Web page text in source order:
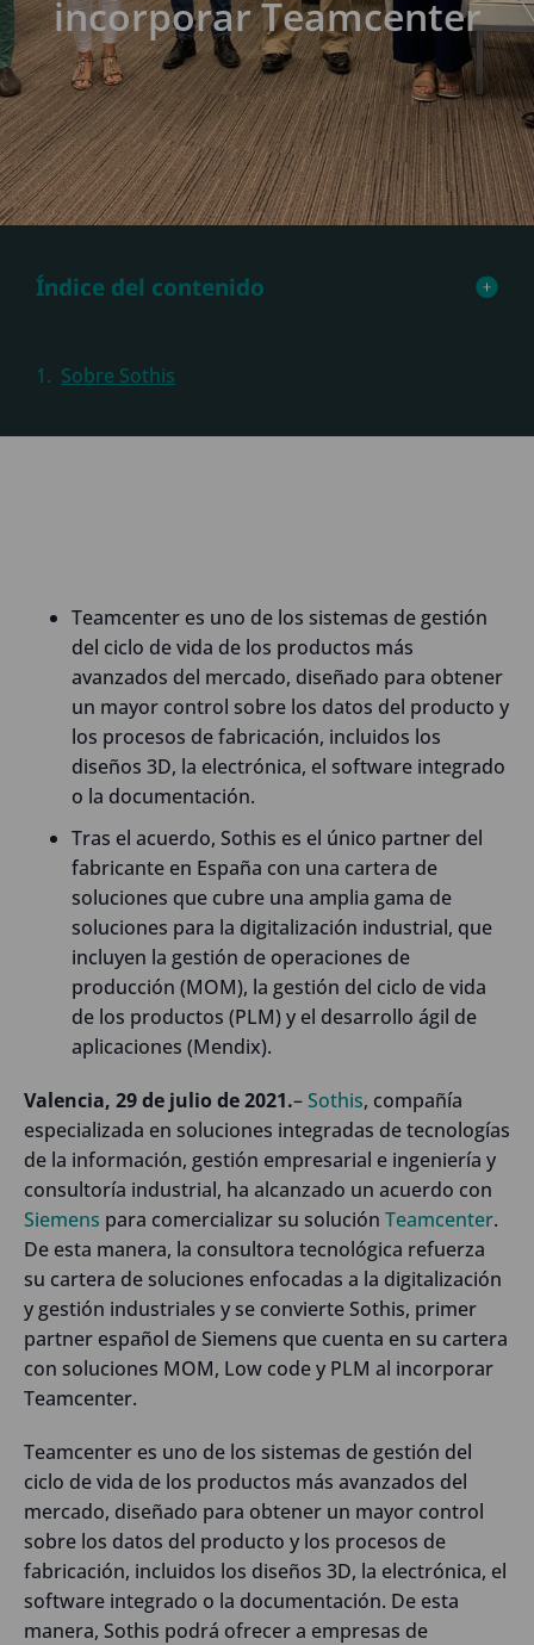
incorporar Teamcenter
Índice del contenido
Sobre Sothis
Teamcenter es uno de los sistemas de gestión
del ciclo de vida de los productos más
avanzados del mercado, diseñado para obtener
un mayor control sobre los datos del producto y
los procesos de fabricación, incluidos los
diseños 3D, la electrónica, el software integrado
o la documentación.
Tras el acuerdo, Sothis es el único partner del
fabricante en España con una cartera de
soluciones que cubre una amplia gama de
soluciones para la digitalización industrial, que
incluyen la gestión de operaciones de
producción (MOM), la gestión del ciclo de vida
de los productos (PLM) y el desarrollo ágil de
aplicaciones (Mendix).
Valencia, 29 de julio de 2021.–Sothis, compañía
especializada en soluciones integradas de tecnologías
de la información, gestión empresarial e ingeniería y
consultoría industrial, ha alcanzado un acuerdo con
Siemens para comercializar su solución Teamcenter.
De esta manera, la consultora tecnológica refuerza
su cartera de soluciones enfocadas a la digitalización
y gestión industriales y se convierte Sothis, primer
partner español de Siemens que cuenta en su cartera
con soluciones MOM, Low code y PLM al incorporar
Teamcenter.
Teamcenter es uno de los sistemas de gestión del
ciclo de vida de los productos más avanzados del
mercado, diseñado para obtener un mayor control
sobre los datos del producto y los procesos de
fabricación, incluidos los diseños 3D, la electrónica, el
software integrado o la documentación. De esta
manera, Sothis podrá ofrecer a empresas de